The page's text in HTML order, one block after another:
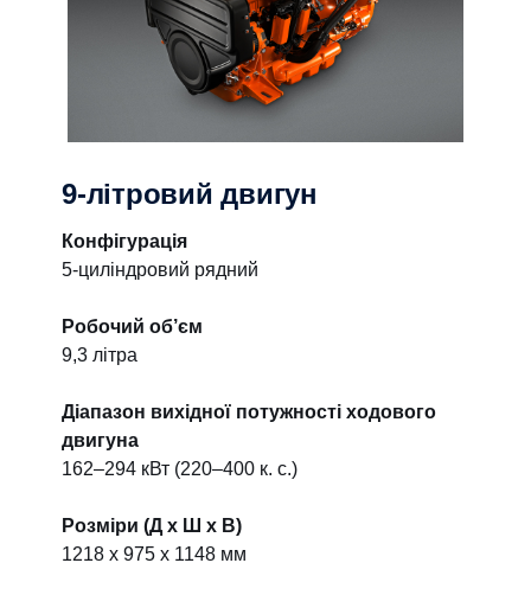
9-літровий двигун
Конфігурація
5-циліндровий рядний
Робочий об’єм
9,3 літра
Діапазон вихідної потужності ходового
двигуна
162–294 кВт (220–400 к. с.)
Розміри (Д x Ш x В)
1218 x 975 x 1148 мм